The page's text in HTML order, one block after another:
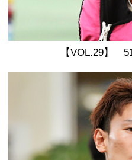
【VOL.29】